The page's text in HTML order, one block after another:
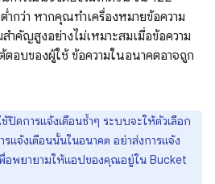
ำกว่า หากคุณทำเครื่องหมายข้อความ
ำคัญสูงอย่างไม่เหมาะสมเมื่อข้อความ
ตอบของผู้ใช้ ข้อความในอนาคตอาจถูก
ปิดการแจ้งเตือนซ้ำๆ ระบบจะให้ตัวเลือก
แจ้งเตือนนั้นในอนาคต อย่าส่งการแจ้ง
อพยายามให้แอปของคุณอยู่ใน Bucket